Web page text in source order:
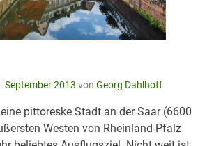
September 2013 von Georg Dahlhoff
pittoreske Stadt an der Saar (6600
Westen von Rheinland-Pfalz